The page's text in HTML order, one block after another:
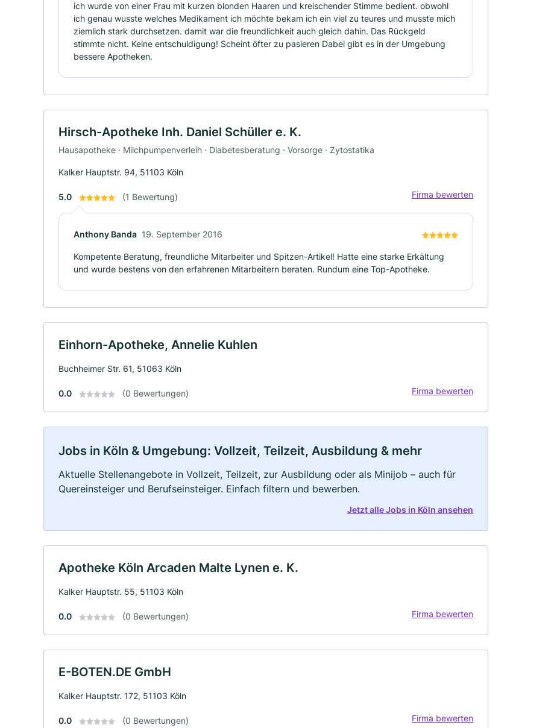
ich wurde von einer Frau mit kurzen blonden Haaren und kreischender Stimme bedient. obwohl
ich genau wusste welches Medikament ich möchte bekam ich ein viel zu teures und musste mich
ziemlich stark durchsetzen. damit war die freundlichkeit auch gleich dahin. Das Rückgeld
stimmte nicht. Keine entschuldigung! Scheint öfter zu pasieren Dabei gibt es in der Umgebung
bessere Apotheken.
Hirsch-Apotheke Inh. Daniel Schüller e. K.
Hausapotheke · Milchpumpenverleih · Diabetesberatung · Vorsorge · Zytostatika
Kalker Hauptstr. 94, 51103 Köln
5.0 (1 Bewertung) Firma bewerten
Anthony Banda 19. September 2016
Kompetente Beratung, freundliche Mitarbeiter und Spitzen-Artikel! Hatte eine starke Erkältung
und wurde bestens von den erfahrenen Mitarbeitern beraten. Rundum eine Top-Apotheke.
Einhorn-Apotheke, Annelie Kuhlen
Buchheimer Str. 61, 51063 Köln
0.0 (0 Bewertungen) Firma bewerten
Jobs in Köln & Umgebung: Vollzeit, Teilzeit, Ausbildung & mehr
Aktuelle Stellenangebote in Vollzeit, Teilzeit, zur Ausbildung oder als Minijob – auch für
Quereinsteiger und Berufseinsteiger. Einfach filtern und bewerben.
Jetzt alle Jobs in Köln ansehen
Apotheke Köln Arcaden Malte Lynen e. K.
Kalker Hauptstr. 55, 51103 Köln
0.0 (0 Bewertungen) Firma bewerten
E-BOTEN.DE GmbH
Kalker Hauptstr. 172, 51103 Köln
0.0 (0 Bewertungen) Firma bewerten